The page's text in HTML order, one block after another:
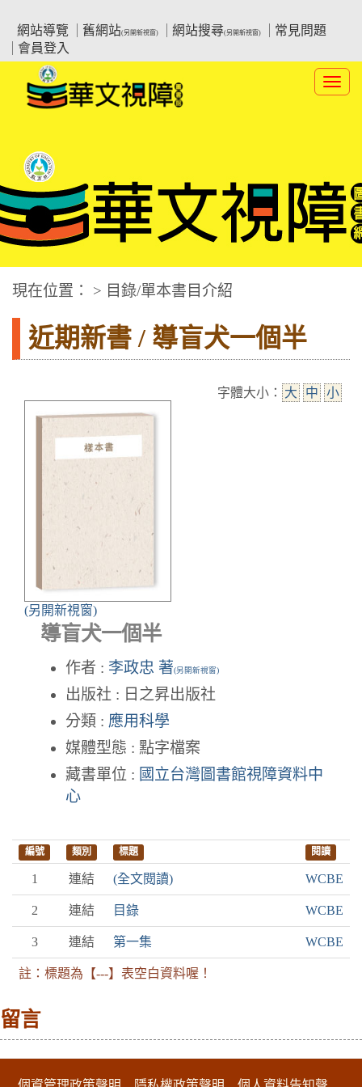
要
網站導覽
舊網站(另開新視窗) 網站搜尋(另開新視窗)
常見問題
會員登入
:::中央區塊
華文視障電子圖書網
現在位置： > 目錄/單本書目介紹
近期新書 / 導盲犬一個半
字體大小： 大 中 小
(另開新視窗)
導盲犬一個半
作者 : 李政忠 著(另開新視窗)
出版社 : 日之昇出版社
分類 : 應用科學
媒體型態 : 點字檔案
藏書單位 : 國立台灣圖書館視障資料中
心
編號 類別 標題 閱讀
1 連結 (全文閱讀) WCBE
2 連結 目錄 WCBE
3 連結 第一集 WCBE
註：標題為【---】表空白資料喔！
留言